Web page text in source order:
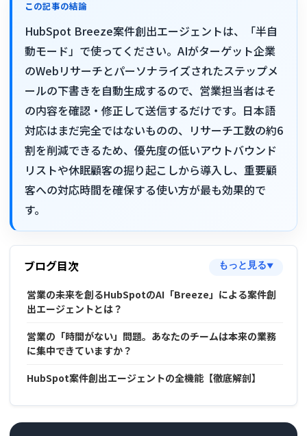
この記事の結論
HubSpot Breeze案件創出エージェントは、「半自
動モード」で使ってください。AIがターゲット企業
のWebリサーチとパーソナライズされたステップメ
ールの下書きを自動生成するので、営業担当者はそ
の内容を確認・修正して送信するだけです。日本語
対応はまだ完全ではないものの、リサーチ工数の約6
割を削減できるため、優先度の低いアウトバウンド
リストや休眠顧客の掘り起こしから導入し、重要顧
客への対応時間を確保する使い方が最も効果的で
す。
ブログ目次 もっと見る▼
営業の未来を創るHubSpotのAI「Breeze」による案件創
出エージェントとは？
営業の「時間がない」問題。あなたのチームは本来の業務
に集中できていますか？
HubSpot案件創出エージェントの全機能【徹底解剖】